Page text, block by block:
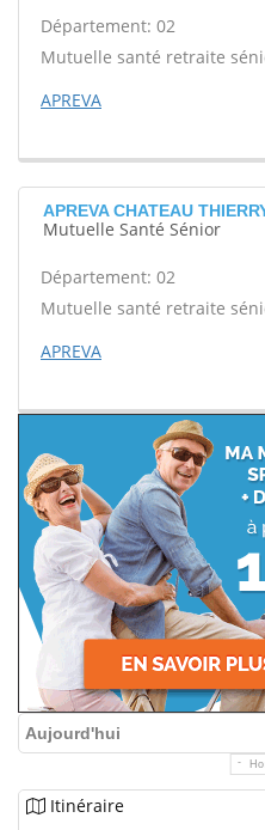
Département: 02
Mutuelle santé retraite
APREVA
APREVA CHATEAU
Mutuelle Santé Sénior
Département: 02
Mutuelle santé retraite
APREVA
Aujourd'hui
Itinéraire